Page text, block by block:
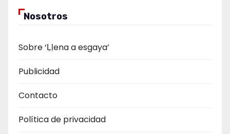
Nosotros
Sobre ‘Ḷḷena a esgaya’
Publicidad
Contacto
Política de privacidad